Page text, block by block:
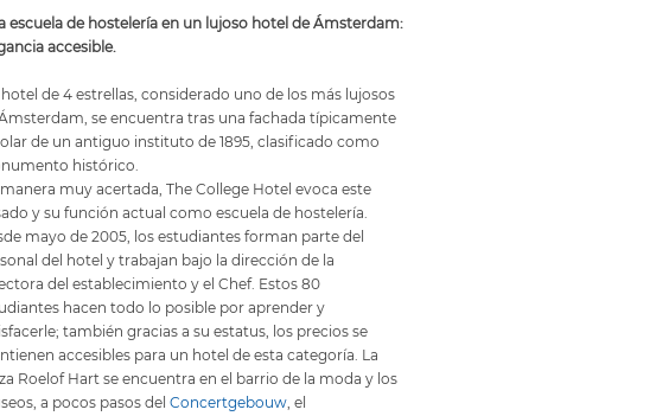
escuela de hostelería en un lujoso hotel de Ámsterdam:
accesible.
de 4 estrellas, considerado uno de los más lujosos
se encuentra tras una fachada típicamente
de un antiguo instituto de 1895, clasificado como
histórico.
muy acertada, The College Hotel evoca este
y su función actual como escuela de hostelería.
mayo de 2005, los estudiantes forman parte del
del hotel y trabajan bajo la dirección de la
del establecimiento y el Chef. Estos 80
hacen todo lo posible por aprender y
también gracias a su estatus, los precios se
accesibles para un hotel de esta categoría. La
Roelof Hart se encuentra en el barrio de la moda y los
a pocos pasos del Concertgebouw, el